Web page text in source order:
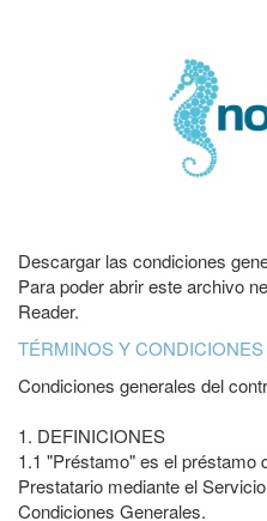
Descargar las condiciones
Para poder abrir este archivo
Reader.
TÉRMINOS Y CONDICIONES
Condiciones generales del
1. DEFINICIONES
1.1 "Préstamo" es el préstamo
Prestatario mediante el
Condiciones Generales.